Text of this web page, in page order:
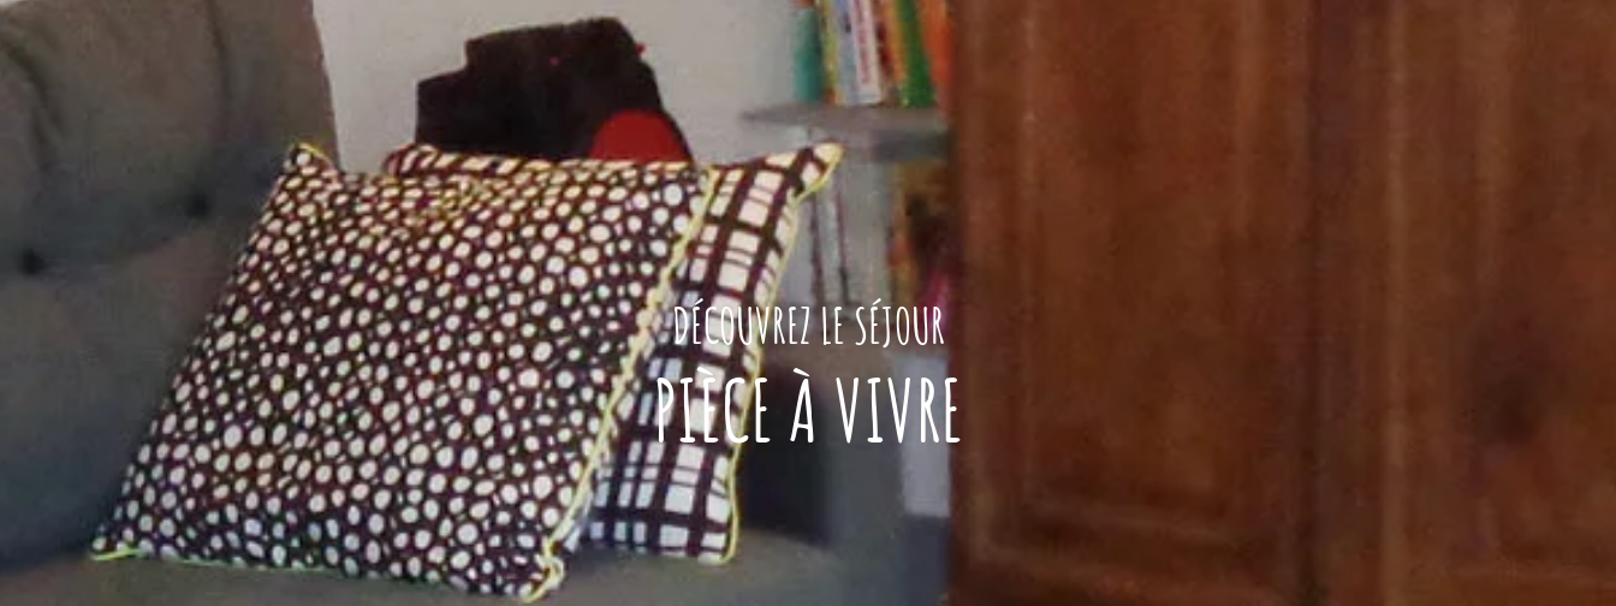
DÉCOUVREZ LE SÉJOUR
PIÈCE À VIVRE